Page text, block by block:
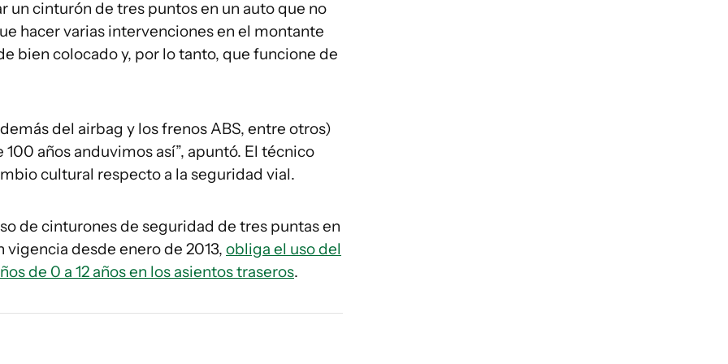
un cinturón de tres puntos en un auto que no
hacer varias intervenciones en el montante
bien colocado y, por lo tanto, que funcione de
del airbag y los frenos ABS, entre otros)
años anduvimos así”, apuntó. El técnico
cultural respecto a la seguridad vial.
de cinturones de seguridad de tres puntas en
vigencia desde enero de 2013, obliga el uso del
de 0 a 12 años en los asientos traseros.